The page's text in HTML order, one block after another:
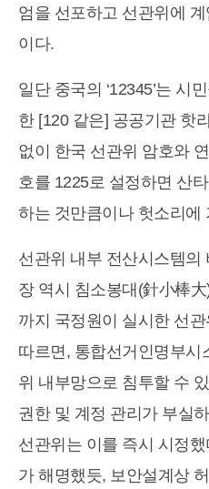
엄을 선포하고 선관위에
이다.
일단 중국의 ‘12345’는 시
한 [120 같은] 공공기관 핫
없이 한국 선관위 암호와
호를 1225로 설정하면 산
하는 것만큼이나 헛소리에
선관위 내부 전산시스템의
장 역시 침소봉대(針小棒
까지 국정원이 실시한 선
따르면, 통합선거인명부시
위 내부망으로 침투할 수
권한 및 계정 관리가 부실
선관위는 이를 즉시 시정
가 해명했듯, 보안설계상